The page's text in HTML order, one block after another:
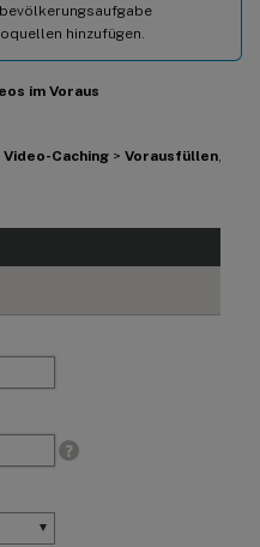
hinzufügen.
im Voraus
Video-Caching > Vorausfüllen